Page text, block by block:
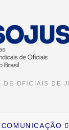
OFICIAIS DE
COMUNICAÇÃO